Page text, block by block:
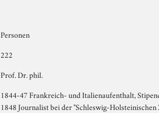
Personen
222
Prof. Dr. phil.
1844-47 Frankreich- und Italienaufenthalt,
1848 Journalist bei der "Schleswig-